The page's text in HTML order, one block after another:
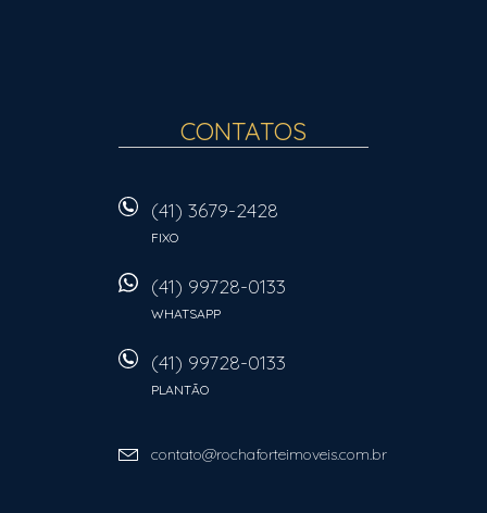
CONTATOS
(41) 3679-2428
FIXO
(41) 99728-0133
WHATSAPP
(41) 99728-0133
PLANTÃO
contato@rochaforteimoveis.com.br